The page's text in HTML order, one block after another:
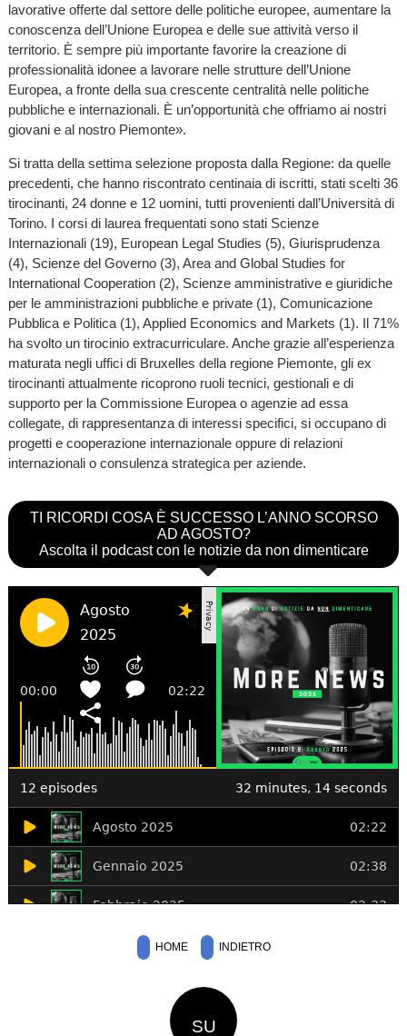
lavorative offerte dal settore delle politiche europee, aumentare la
conoscenza dell’Unione Europea e delle sue attività verso il
territorio. È sempre più importante favorire la creazione di
professionalità idonee a lavorare nelle strutture dell’Unione
Europea, a fronte della sua crescente centralità nelle politiche
pubbliche e internazionali. È un’opportunità che offriamo ai nostri
giovani e al nostro Piemonte».
Si tratta della settima selezione proposta dalla Regione: da quelle
precedenti, che hanno riscontrato centinaia di iscritti, stati scelti 36
tirocinanti, 24 donne e 12 uomini, tutti provenienti dall’Università di
Torino. I corsi di laurea frequentati sono stati Scienze
Internazionali (19), European Legal Studies (5), Giurisprudenza
(4), Scienze del Governo (3), Area and Global Studies for
International Cooperation (2), Scienze amministrative e giuridiche
per le amministrazioni pubbliche e private (1), Comunicazione
Pubblica e Politica (1), Applied Economics and Markets (1). Il 71%
ha svolto un tirocinio extracurriculare. Anche grazie all’esperienza
maturata negli uffici di Bruxelles della regione Piemonte, gli ex
tirocinanti attualmente ricoprono ruoli tecnici, gestionali e di
supporto per la Commissione Europea o agenzie ad essa
collegate, di rappresentanza di interessi specifici, si occupano di
progetti e cooperazione internazionale oppure di relazioni
internazionali o consulenza strategica per aziende.
TI RICORDI COSA È SUCCESSO L’ANNO SCORSO
AD AGOSTO?
Ascolta il podcast con le notizie da non dimenticare
HOME INDIETRO
SU